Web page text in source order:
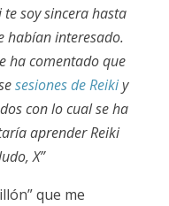
soy sincera hasta
habían interesado.
ha comentado que
sesiones de Reikiy
con lo cual se ha
aprender Reiki
X”
que me